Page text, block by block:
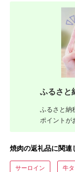
ふるさと
ふるさと納
ポイントが
焼肉の返礼品に関連
サーロイン 牛